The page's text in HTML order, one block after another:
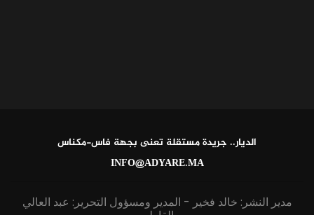
الديار.. جريدة مستقلة تعنى بجهة فاس-مكناس
INFO@ADYARE.MA
مدير النشر: خالد فخير - المدير ومسؤول التحرير: عبد العالي